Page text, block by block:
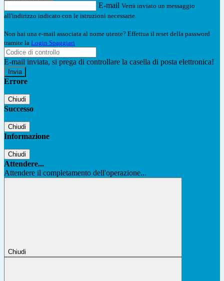
E-mail Verrà inviato un messaggio
all'indirizzo indicato con le istruzioni necessarie.
Non hai una e-mail associata al nome utente? Effettua il reset della password
tramite la Login Spaggiari
E-mail inviata, si prega di controllare la casella di posta elettronica!
Errore
Chiudi
Successo
Chiudi
Informazione
Chiudi
Attendere...
Attendere il completamento dell'operazione...
Chiudi